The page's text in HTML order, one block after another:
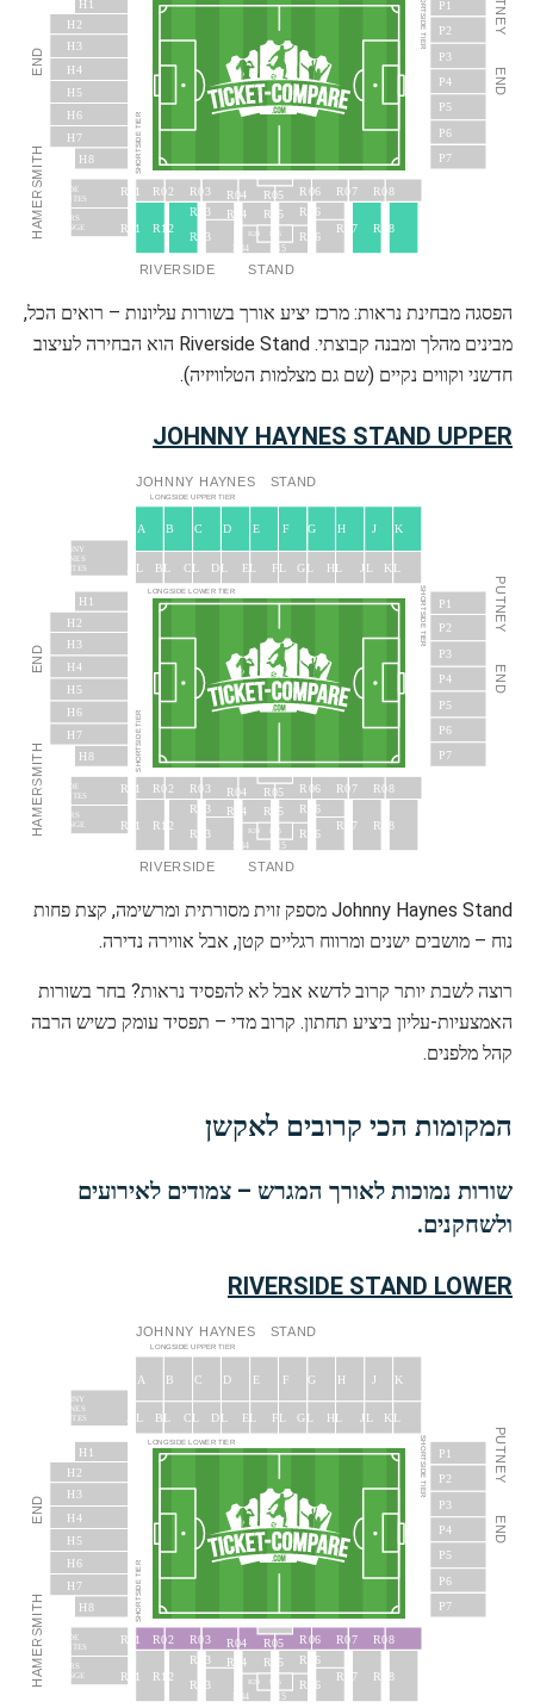
RIVERSIDE STAND
HAMERSMITH
END
END
SHORTSIDE TIER
SHORTSIDE TIER
H2
H3
H4
H5
H6
H7
H8
H1
P7
P6
P5
P3
P2
P1
P4
R01 R02 R03 R04 R05 R06 R07 R08
R11 R12
R13 R14 R15 R16
R17 R18
R23 R24 R25 R26
R34 R35
THAMESIDE
SUITES
SPONSORS’
LOUNGE
הפסגה מבחינת נראות: מרכז יציע אורך בשורות עליונות – רואים הכל,
מבינים מהלך ומבנה קבוצתי. Riverside Stand הוא הבחירה לעיצוב
חדשני וקווים נקיים (שם גם מצלמות הטלוויזיה).
JOHNNY HAYNES STAND UPPER
JOHNNY HAYNES STAND
RIVERSIDE STAND
HAMERSMITH
END
PUTNEY
END
LONGSIDE UPPER TIER
SHORTSIDE TIER
LONGSIDE LOWER TIER SHORTSIDE TIER
H2
H3
H4
H5
H6
H7
H8
H1
P7
P6
P5
P3
P2
P1
P4
R01 R02 R03 R04 R05 R06 R07 R08
R11 R12
R13 R14 R15 R16
R17 R18
R23 R24 R25 R26
R34 R35
THAMESIDE
SUITES
SPONSORS’
LOUNGE
JOHNNY
HAYNES
SUITES KL
JL
HL
GL
FL
EL
DL
CL
BL
AL
A B C D E F G H J K
Johnny Haynes Stand מספק זוית מסורתית ומרשימה, קצת פחות
נוח – מושבים ישנים ומרווח רגליים קטן, אבל אווירה נדירה.
רוצה לשבת יותר קרוב לדשא אבל לא להפסיד נראות? בחר בשורות
האמצעיות-עליון ביציע תחתון. קרוב מדי – תפסיד עומק כשיש הרבה
קהל מלפנים.
המקומות הכי קרובים לאקשן
שורות נמוכות לאורך המגרש – צמודים לאירועים
ולשחקנים.
RIVERSIDE STAND LOWER
JOHNNY HAYNES STAND
HAMERSMITH
END
PUTNEY
END
LONGSIDE UPPER TIER
SHORTSIDE TIER
LONGSIDE LOWER TIER SHORTSIDE TIER
H2
H3
H4
H5
H6
H7
H8
H1
P7
P6
P5
P3
P2
P1
P4
R01 R02 R03 R04 R05 R06 R07 R08
R11 R12
R13 R14 R15 R16
R17 R18
R23 R24 R25 R26
R34 R35
THAMESIDE
SUITES
SPONSORS’
LOUNGE
JOHNNY
HAYNES
SUITES
KL
JL
HL
GL
FL
EL
DL
CL
BL
AL
A B C D E F G H J K